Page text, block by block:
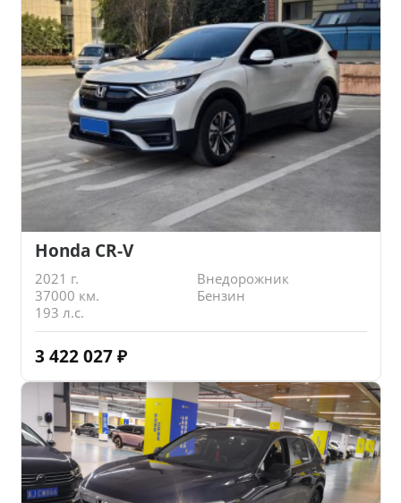
Honda CR-V
2021 г.
Внедорожник
37000 км.
Бензин
193 л.с.
3 422 027 ₽